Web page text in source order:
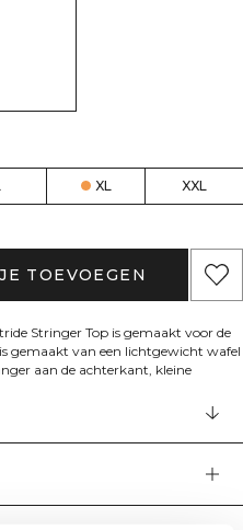
XL XXL
TOEVOEGEN
Stringer Top is gemaakt voor de
gemaakt van een lichtgewicht wafel
aan de achterkant, kleine
voor comfort en stijl,
standaard pasvorm. 90%